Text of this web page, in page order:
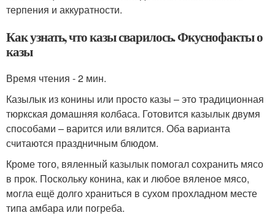
терпения и аккуратности.
Как узнать, что казы сварилось. Фкуснофакты о
казы
Время чтения - 2 мин.
Казылык из конины или просто казы – это традиционная
тюркская домашняя колбаса. Готовится казылык двумя
способами – варится или вялится. Оба варианта
считаются праздничным блюдом.
Кроме того, вяленный казылык помогал сохранить мясо
в прок. Поскольку конина, как и любое вяленое мясо,
могла ещё долго храниться в сухом прохладном месте
типа амбара или погреба.